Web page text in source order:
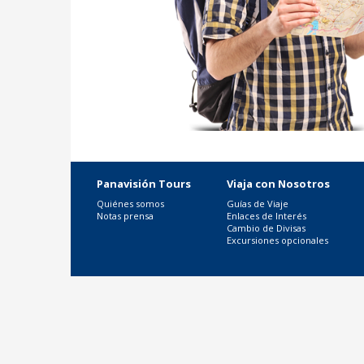
Panavisión Tours
Quiénes somos
Notas prensa
Viaja con Nosotros
Guías de Viaje
Enlaces de Interés
Cambio de Divisas
Excursiones opcionales